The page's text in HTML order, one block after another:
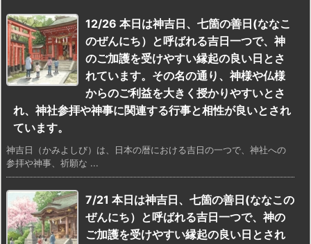
12/26 本日は神吉日、七箇の善日(ななこ
のぜんにち）と呼ばれる吉日一つで、神
のご加護を受けやすい縁起の良い日とさ
れています。その名の通り、神様や仏様
からのご利益を大きく授かりやすいとさ
れ、神社参拝や神事に関連する行事と相性が良いとされ
ています。
神吉日（かみよしび）は、日本の暦における吉日の一つで、神社への
参拝や神事、祈願な ...
7/21 本日は神吉日、七箇の善日(ななこの
ぜんにち）と呼ばれる吉日一つで、神の
ご加護を受けやすい縁起の良い日とされ